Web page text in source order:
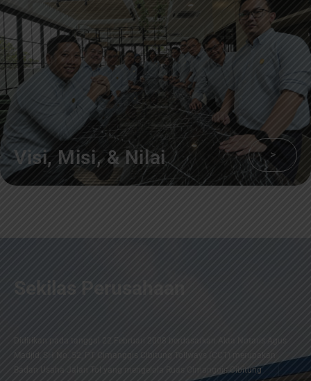
Visi, Misi, & Nilai >
Sekilas Perusahaan
Didirikan pada tanggal 22 Februari 2008 berdasarkan Akta Notaris Agus
Madjid, SH No. 52, PT Cimanggis Cibitung Tollways (CCT) merupakan
Badan Usaha Jalan Tol yang mengelola Ruas Cimanggis-Cibitung